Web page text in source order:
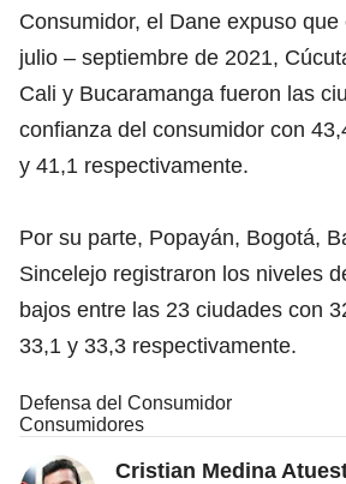
Consumidor, el Dane expuso
julio – septiembre de 2021,
Cali y Bucaramanga fueron las
confianza del consumidor con
y 41,1 respectivamente.
Por su parte, Popayán, Bogotá,
Sincelejo registraron los niveles
bajos entre las 23 ciudades con
33,1 y 33,3 respectivamente.
Defensa del Consumidor
Consumidores
Cristian Medina